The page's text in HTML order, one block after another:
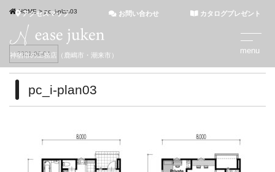
神栖市の工務店（鹿嶋市・潮来市）
アクセスマップ お問い合わせ カタログプレゼント
HOME>pc_i-plan03
2021-06-04
pc_i-plan03